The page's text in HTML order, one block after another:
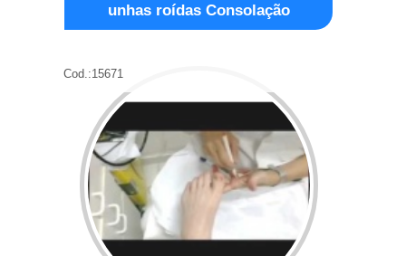
unhas roídas Consolação
Cod.:15671